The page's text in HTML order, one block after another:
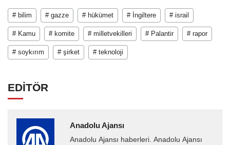
# bilim # gazze # hükümet # İngiltere # israil
# Kamu # komite # milletvekilleri # Palantir # rapor
# soykırım # şirket # teknoloji
EDİTÖR
Anadolu Ajansı
Anadolu Ajansı haberleri. Anadolu Ajansı